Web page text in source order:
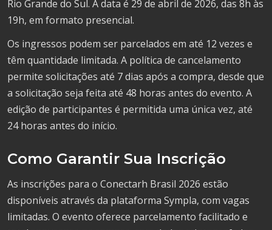
Rio Grande do Sul. A data é 29 de abril de 2026, das 8h às
19h, em formato presencial.
Os ingressos podem ser parcelados em até 12 vezes e
têm quantidade limitada. A política de cancelamento
permite solicitações até 7 dias após a compra, desde que
a solicitação seja feita até 48 horas antes do evento. A
edição de participantes é permitida uma única vez, até
24 horas antes do início.
Como Garantir Sua Inscrição
As inscrições para o Conectarh Brasil 2026 estão
disponíveis através da plataforma Sympla, com vagas
limitadas. O evento oferece parcelamento facilitado e